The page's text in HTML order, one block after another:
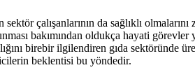
çalışanlarının da sağlıklı
bakımından oldukça hayati
birebir ilgilendiren gıda sektöründe
beklentisi bu yöndedir.